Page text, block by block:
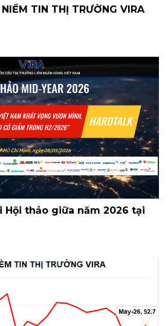
TIN THỊ TRƯỜNG VIRA
Hội thảo giữa năm 2026 tại